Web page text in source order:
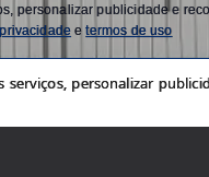
publicidade e
etermos de uso
personalizar